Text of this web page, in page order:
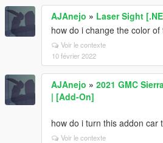
AJAnejo » Laser Sight
how do i change the color of
Voir le contexte
10 février 2022
AJAnejo » 2021 GMC
| [Add-On]
how do i turn this addon car
Voir le contexte